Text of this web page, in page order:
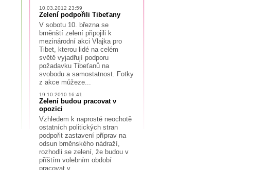
10.03.2012 23:59
Zelení podpořili Tibeťany
V sobotu 10. března se
brněnští zelení připojili k
mezinárodní akci Vlajka pro
Tibet, kterou lidé na celém
světě vyjadřují podporu
požadavku Tibeťanů na
svobodu a samostatnost. Fotky
z akce můžeze...
19.10.2010 16:41
Zelení budou pracovat v
opozici
Vzhledem k naprosté neochotě
ostatních politických stran
podpořit zastavení příprav na
odsun brněnského nádraží,
rozhodli se zelení, že budou v
příštím volebním období
pracovat v...